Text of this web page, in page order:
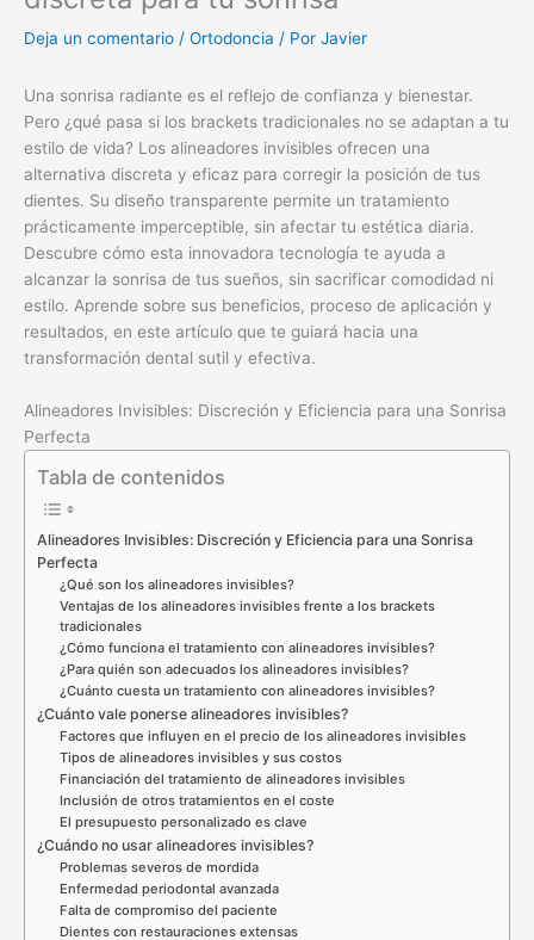
Deja un comentario / Ortodoncia / Por Javier
Una sonrisa radiante es el reflejo de confianza y bienestar.
Pero ¿qué pasa si los brackets tradicionales no se adaptan a tu
estilo de vida? Los alineadores invisibles ofrecen una
alternativa discreta y eficaz para corregir la posición de tus
dientes. Su diseño transparente permite un tratamiento
prácticamente imperceptible, sin afectar tu estética diaria.
Descubre cómo esta innovadora tecnología te ayuda a
alcanzar la sonrisa de tus sueños, sin sacrificar comodidad ni
estilo. Aprende sobre sus beneficios, proceso de aplicación y
resultados, en este artículo que te guiará hacia una
transformación dental sutil y efectiva.
Alineadores Invisibles: Discreción y Eficiencia para una Sonrisa
Perfecta
Tabla de contenidos
Alineadores Invisibles: Discreción y Eficiencia para una Sonrisa
Perfecta
¿Qué son los alineadores invisibles?
Ventajas de los alineadores invisibles frente a los brackets
tradicionales
¿Cómo funciona el tratamiento con alineadores invisibles?
¿Para quién son adecuados los alineadores invisibles?
¿Cuánto cuesta un tratamiento con alineadores invisibles?
¿Cuánto vale ponerse alineadores invisibles?
Factores que influyen en el precio de los alineadores invisibles
Tipos de alineadores invisibles y sus costos
Financiación del tratamiento de alineadores invisibles
Inclusión de otros tratamientos en el coste
El presupuesto personalizado es clave
¿Cuándo no usar alineadores invisibles?
Problemas severos de mordida
Enfermedad periodontal avanzada
Falta de compromiso del paciente
Dientes con restauraciones extensas